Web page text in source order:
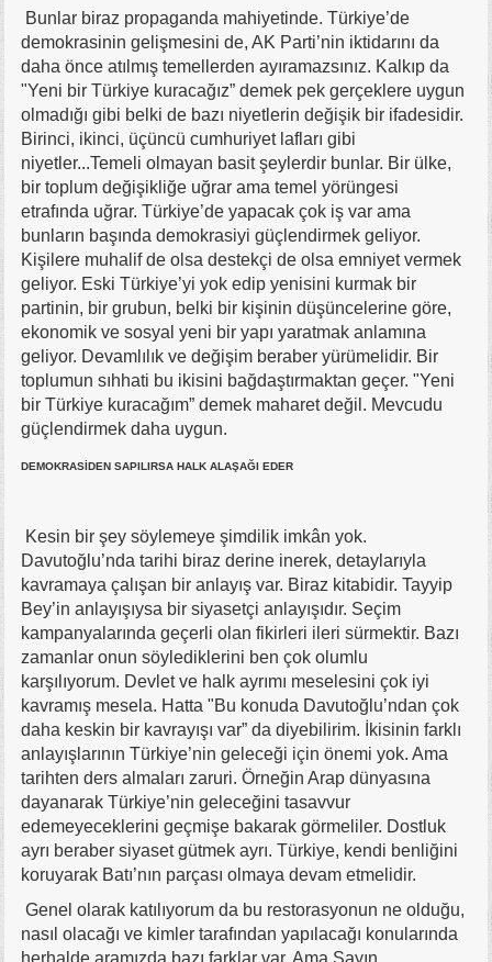
Bunlar biraz propaganda mahiyetinde. Türkiye’de
demokrasinin gelişmesini de, AK Parti’nin iktidarını da
daha önce atılmış temellerden ayıramazsınız. Kalkıp da
"Yeni bir Türkiye kuracağız” demek pek gerçeklere uygun
olmadığı gibi belki de bazı niyetlerin değişik bir ifadesidir.
Birinci, ikinci, üçüncü cumhuriyet lafları gibi
niyetler...Temeli olmayan basit şeylerdir bunlar. Bir ülke,
bir toplum değişikliğe uğrar ama temel yörüngesi
etrafında uğrar. Türkiye’de yapacak çok iş var ama
bunların başında demokrasiyi güçlendirmek geliyor.
Kişilere muhalif de olsa destekçi de olsa emniyet vermek
geliyor. Eski Türkiye’yi yok edip yenisini kurmak bir
partinin, bir grubun, belki bir kişinin düşüncelerine göre,
ekonomik ve sosyal yeni bir yapı yaratmak anlamına
geliyor. Devamlılık ve değişim beraber yürümelidir. Bir
toplumun sıhhati bu ikisini bağdaştırmaktan geçer. "Yeni
bir Türkiye kuracağım” demek maharet değil. Mevcudu
güçlendirmek daha uygun.
DEMOKRASİDEN SAPILIRSA HALK ALAŞAĞI EDER
Kesin bir şey söylemeye şimdilik imkân yok.
Davutoğlu’nda tarihi biraz derine inerek, detaylarıyla
kavramaya çalışan bir anlayış var. Biraz kitabidir. Tayyip
Bey’in anlayışıysa bir siyasetçi anlayışıdır. Seçim
kampanyalarında geçerli olan fikirleri ileri sürmektir. Bazı
zamanlar onun söylediklerini ben çok olumlu
karşılıyorum. Devlet ve halk ayrımı meselesini çok iyi
kavramış mesela. Hatta "Bu konuda Davutoğlu’ndan çok
daha keskin bir kavrayışı var” da diyebilirim. İkisinin farklı
anlayışlarının Türkiye’nin geleceği için önemi yok. Ama
tarihten ders almaları zaruri. Örneğin Arap dünyasına
dayanarak Türkiye’nin geleceğini tasavvur
edemeyeceklerini geçmişe bakarak görmeliler. Dostluk
ayrı beraber siyaset gütmek ayrı. Türkiye, kendi benliğini
koruyarak Batı’nın parçası olmaya devam etmelidir.
Genel olarak katılıyorum da bu restorasyonun ne olduğu,
nasıl olacağı ve kimler tarafından yapılacağı konularında
herhalde aramızda bazı farklar var. Ama Sayın